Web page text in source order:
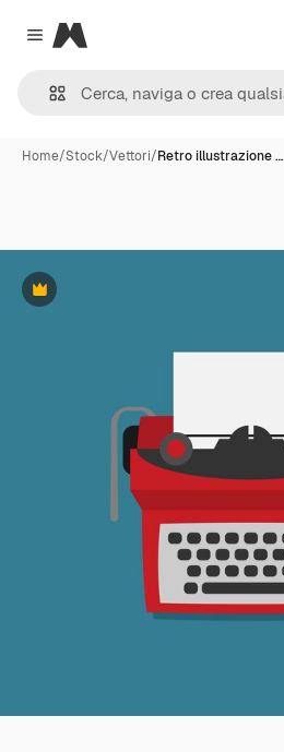
Close menu
Magnific
Home/Stock/Vettori/Retro illustrazione …
Premium